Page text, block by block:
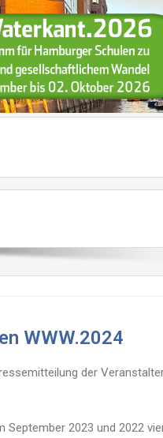
WWW.2024
der
September 2023 und 2022